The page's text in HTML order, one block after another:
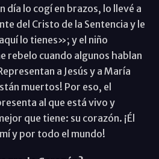
día lo cogí en brazos, lo llevé a
del Cristo de la Sentencia y le
lo tienes»; y el niño
rebelo cuando algunos hablan
a Jesús y a María
muertos! Por eso, el
al que está vivo y
que tiene: su corazón. ¡Él
y por todo el mundo!